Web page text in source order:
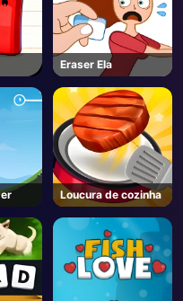
Eraser Ela
Loucura de cozinha